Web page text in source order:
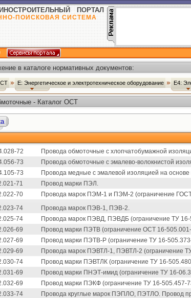
ПОРТАЛ
ПОИСКОВАЯ СИСТЕМА
в каталоге нормативных документов:
Е: Энергетическое и электротехническое оборудование Е4:
- Каталог ОСТ
72
Провода обмоточные с хлопчатобумажной
73
Провода обмоточные с эмалево-волокнистой
73
Провода медные с эмалевой изоляцией на
71
Провод марки ПЭЛ.
70
Провода марок ПЭМ-1 и ПЭМ-2 (ограничение
74
Провода марок ПЭВ-1, ПЭВ-2.
74
Провода марок ПЭВД, ПЭВДБ (ограничение ТУ 16-
69
Провод марки ПЭТВ (ограничение ОСТ 16-
69
Провод марки ПЭТВ-Р (ограничение ТУ 16-
69
Провода марок ПЭВТЛ-1, ПЭВТЛ-2 (ограничение
74
Провод марки ПЭВТЛК (ограничение ТУ 16-
69
Провод марки ПНЭТ-имид (ограничение ТУ 16-
69
Провод марки ПЭКФ (ограничение ТУ 16-505.457-
74
Провода круглые марок ПЭПЛО, ПЭТЛО. Провод